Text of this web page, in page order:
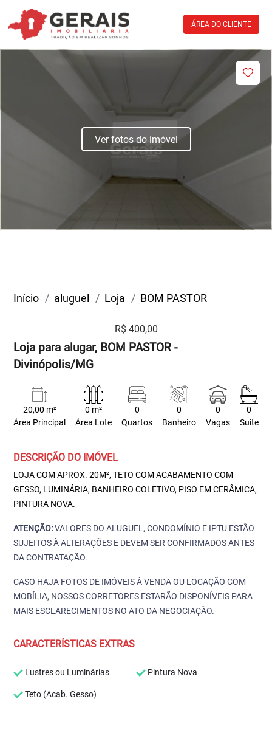
ÁREA DO CLIENTE
Ver fotos do imóvel
Início aluguel Loja BOM PASTOR
R$ 400,00
Loja para alugar, BOM PASTOR -
Divinópolis/MG
20,00 m²
Área Principal
0 m²
Área Lote
0
Quartos
0
Banheiro
0
Vagas
0
Suite
DESCRIÇÃO DO IMÓVEL
LOJA COM APROX. 20M², TETO COM ACABAMENTO COM
GESSO, LUMINÁRIA, BANHEIRO COLETIVO, PISO EM CERÂMICA,
PINTURA NOVA.
ATENÇÃO:VALORES DO ALUGUEL, CONDOMÍNIO E IPTU ESTÃO
SUJEITOS À ALTERAÇÕES E DEVEM SER CONFIRMADOS ANTES
DA CONTRATAÇÃO.
CASO HAJA FOTOS DE IMÓVEIS À VENDA OU LOCAÇÃO COM
MOBÍLIA, NOSSOS CORRETORES ESTARÃO DISPONÍVEIS PARA
MAIS ESCLARECIMENTOS NO ATO DA NEGOCIAÇÃO.
CARACTERÍSTICAS EXTRAS
Lustres ou Luminárias Pintura Nova
Teto (Acab. Gesso)